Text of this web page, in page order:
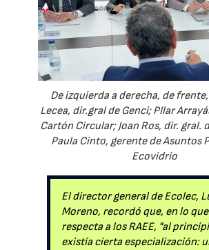
De izquierda a derecha, de
Lecea, dir.gral de Genci; PIlar
Cartón Circular; Joan Ros, dir. gral.
Paula Cinto, gerente de Asuntos
Ecovidrio
El director general de Ecolec,
Moreno, recordó que, en lo que
respecta a los RAEE, "al
existía cierta especialización: